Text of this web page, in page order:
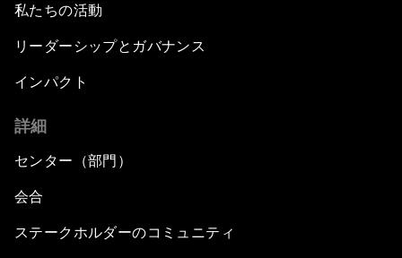
私たちの活動
リーダーシップとガバナンス
インパクト
詳細
センター（部門）
会合
ステークホルダーのコミュニティ